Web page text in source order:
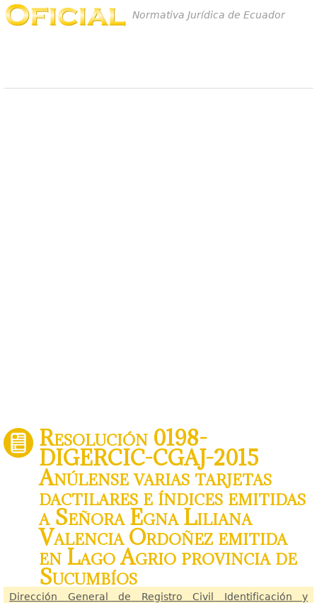
Normativa Jurídica de Ecuador
Resolución 0198-
DIGERCIC-CGAJ-2015
Anúlense varias tarjetas
dactilares e índices emitidas
a Señora Egna Liliana
Valencia Ordoñez emitida
en Lago Agrio provincia de
Sucumbíos
Dirección General de Registro Civil Identificación y